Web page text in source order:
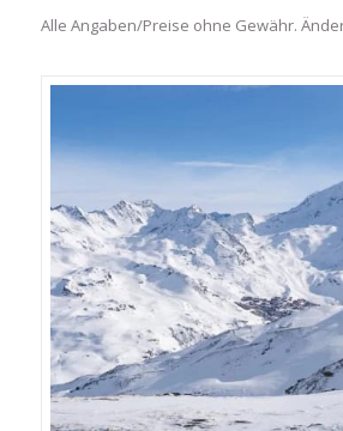
Alle Angaben/Preise ohne Gewähr.